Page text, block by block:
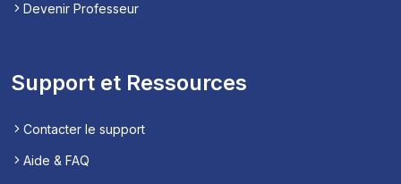
Devenir Professeur
Support et Ressources
Contacter le support
Aide & FAQ